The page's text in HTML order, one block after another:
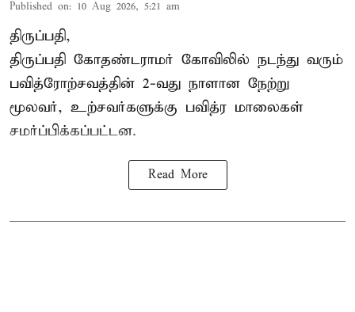
Published on: 10 Aug 2026, 5:21 am
திருப்பதி,
திருப்பதி கோதண்டராமர் கோவிலில் நடந்து வரும்
பவித்ரோற்சவத்தின் 2-வது நாளான நேற்று
மூலவர், உற்சவர்களுக்கு பவித்ர மாலைகள்
சமர்ப்பிக்கப்பட்டன.
Read More